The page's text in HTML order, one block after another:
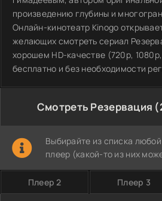
произведению глубины и
Онлайн-кинотеатр Kinogo
желающих смотреть сериал
хорошем HD-качестве (720p,
бесплатно и без необходимости
Смотреть Резервация
Выбирайте из списка
плеер (какой-то из них
Плеер 2 Плеер 3